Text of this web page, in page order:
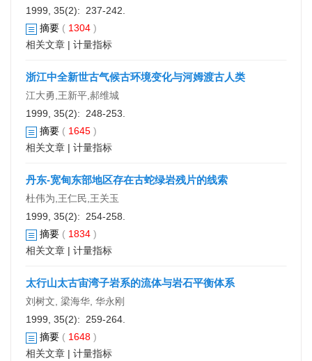
1999, 35(2): 237-242.
摘要 ( 1304 )
相关文章 | 计量指标
浙江中全新世古气候古环境变化与河姆渡古人类
江大勇,王新平,郝维城
1999, 35(2): 248-253.
摘要 ( 1645 )
相关文章 | 计量指标
丹东-宽甸东部地区存在古蛇绿岩残片的线索
杜伟为,王仁民,王关玉
1999, 35(2): 254-258.
摘要 ( 1834 )
相关文章 | 计量指标
太行山太古宙湾子岩系的流体与岩石平衡体系
刘树文, 梁海华, 华永刚
1999, 35(2): 259-264.
摘要 ( 1648 )
相关文章 | 计量指标